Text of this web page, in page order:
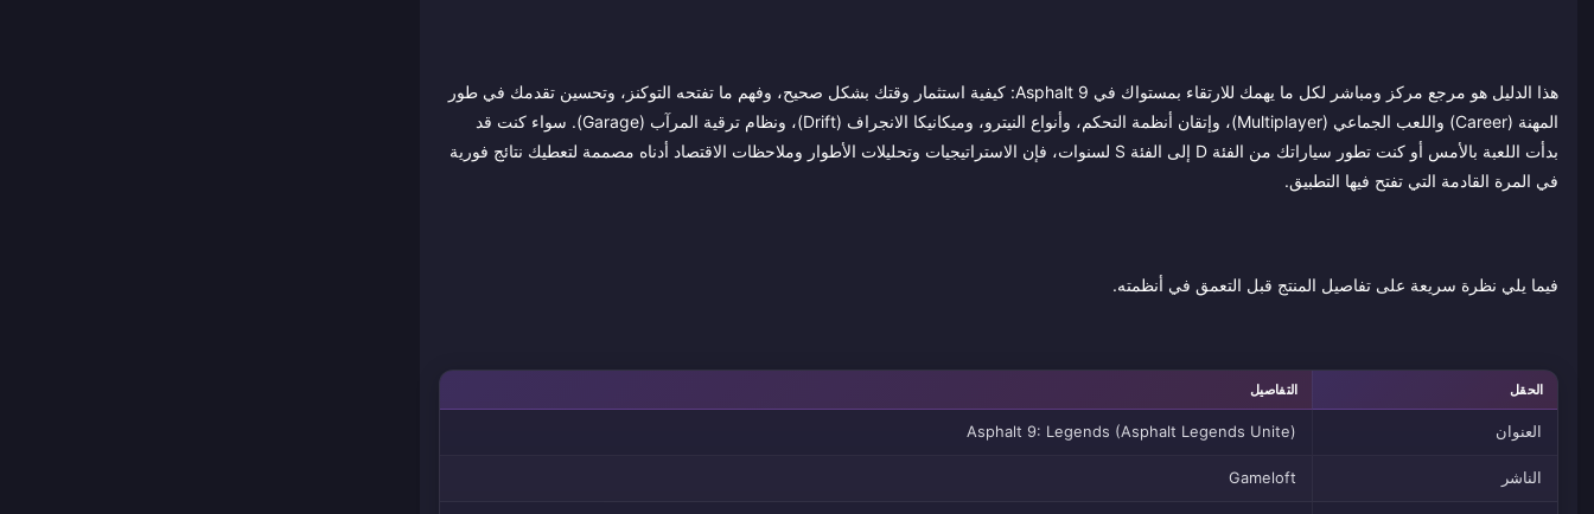
هذا الدليل هو مرجع مركز ومباشر لكل ما يهمك للارتقاء بمستواك في Asphalt 9: كيفية استثمار وقتك بشكل صحيح، وفهم ما تفتحه التوكنز، وتحسين تقدمك في طور
المهنة (Career) واللعب الجماعي (Multiplayer)، وإتقان أنظمة التحكم، وأنواع النيترو، وميكانيكا الانجراف (Drift)، ونظام ترقية المرآب (Garage). سواء كنت قد
بدأت اللعبة بالأمس أو كنت تطور سياراتك من الفئة D إلى الفئة S لسنوات، فإن الاستراتيجيات وتحليلات الأطوار وملاحظات الاقتصاد أدناه مصممة لتعطيك نتائج فورية
في المرة القادمة التي تفتح فيها التطبيق.
فيما يلي نظرة سريعة على تفاصيل المنتج قبل التعمق في أنظمته.
الحقل التفاصيل
العنوان Asphalt 9: Legends (Asphalt Legends Unite)
الناشر Gameloft